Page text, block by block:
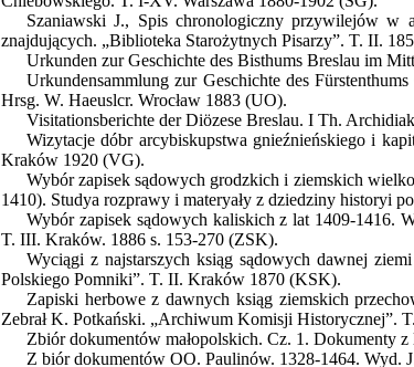
Szaniawski J., Spis chronologiczny przywilejów
znajdujących. „Biblioteka Starożytnych Pisarzy”. T. II.
Urkunden zur Geschichte des Bisthums Breslau im
Urkundensammlung zur Geschichte des
Hrsg. W. Haeuslcr. Wrocław 1883 (UO).
Visitationsberichte der Diözese Breslau. I Th.
Wizytacje dóbr arcybiskupstwa gnieźnieńskiego i
Kraków 1920 (VG).
Wybór zapisek sądowych grodzkich i ziemskich
1410). Studya rozprawy i materyały z dziedziny historyi
Wybór zapisek sądowych kaliskich z lat 1409-1416.
T. III. Kraków. 1886 s. 153-270 (ZSK).
Wyciągi z najstarszych ksiąg sądowych dawnej
Polskiego Pomniki”. T. II. Kraków 1870 (KSK).
Zapiski herbowe z dawnych ksiąg ziemskich
Zebrał K. Potkański. „Archiwum Komisji Historycznej”.
Zbiór dokumentów małopolskich. Cz. 1. Dokumenty
Z biór dokumentów OO. Paulinów. 1328-1464. Wyd.